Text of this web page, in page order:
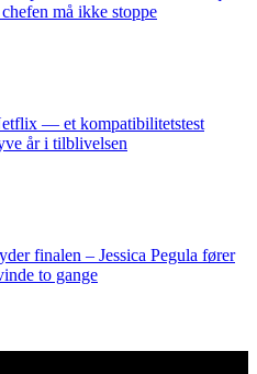
må ikke stoppe
— et kompatibilitetstest
år i tilblivelsen
finalen – Jessica Pegula fører
to gange